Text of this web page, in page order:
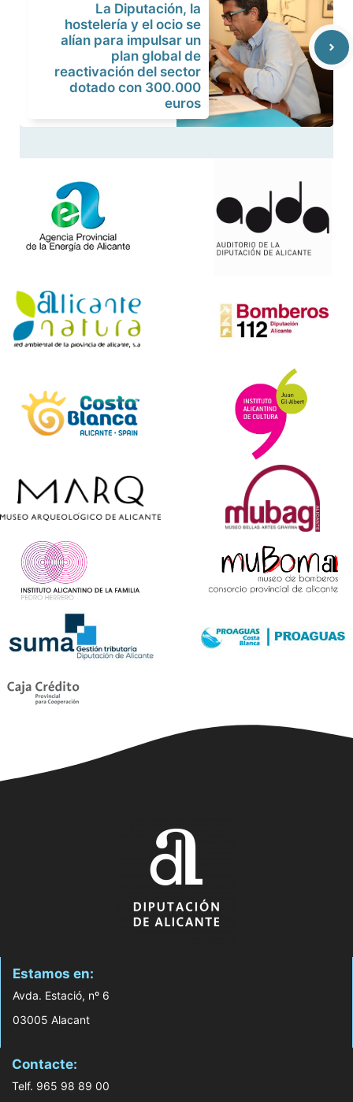
La Diputación, la
hostelería y el ocio se
alían para impulsar un
plan global de
reactivación del sector
dotado con 300.000
euros
Estamos en:
Avda. Estació, nº 6
03005 Alacant
Contacte:
Telf. 965 98 89 00